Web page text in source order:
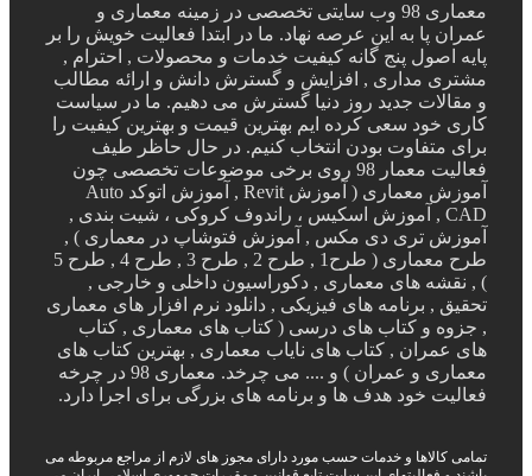
معماری 98 وب سایتی تخصصی در زمینه معماری و
عمران پا به این عرصه نهاد. ما در ابتدا فعالیت خویش را بر
پایه اصول پنج گانه کیفیت خدمات و محصولات , احترام ,
مشتری مداری , افزایش و گسترش دانش و ارائه مطالب
و مقالات جدید روز دنیا گسترش می دهیم. ما در سیاست
کاری خود سعی کرده ایم بهترین قیمت و بهترین کیفیت را
برای متفاوت بودن انتخاب کنیم. در حال حاظر طیف
فعالیت معمار 98 روی برخی موضوعات تخصصی چون
آموزش معماری ( آموزش Revit , آموزش اتوکد Auto
CAD , آموزش اسکیس ، راندوف کروکی ، شیت بندی ,
آموزش تری دی مکس , آموزش فتوشاپ در معماری ) ,
طرح معماری ( طرح1 , طرح 2 , طرح 3 , طرح 4 , طرح 5
) , نقشه های معماری , دکوراسیون داخلی و خارجی ,
تحقیق , برنامه های فیزیکی , دانلود نرم افزار های معماری
, جزوه و کتاب های درسی ( کتاب های معماری , کتاب
های عمران , کتاب های نایاب معماری , بهترین کتاب های
معماری و عمران ) و .... می چرخد. معماری 98 در چرخه
فعالیت خود هدف ها و برنامه های بزرگی برای اجرا دارد.
تمامی کالاها و خدمات حسب مورد دارای مجوز های لازم از مراجع مربوطه می